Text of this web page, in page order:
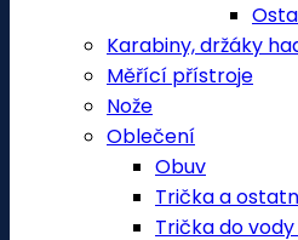
Karabiny, držáky
Měřící přístroje
Nože
Oblečení
Obuv
Trička a
Trička do vody